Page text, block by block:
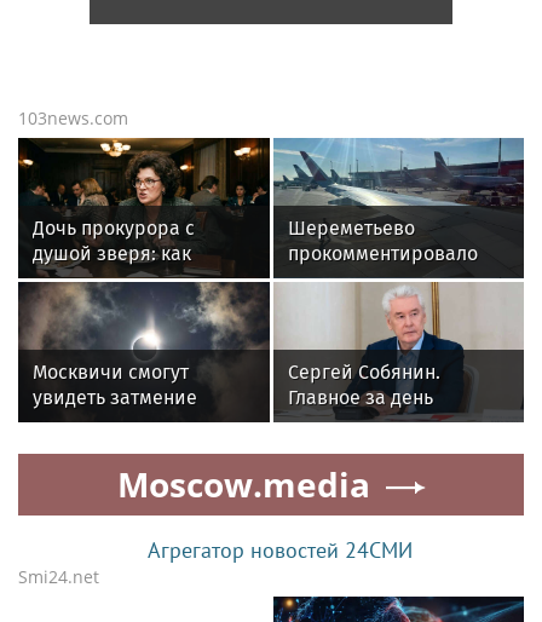
103news.com
Дочь прокурора с
душой зверя: как
«Мама» заливала
Москву кровью ради
денег
Шереметьево
прокомментировало
случай с выбежавшими
за самолетом
пассажирками
Москвичи смогут
увидеть затмение
Солнца 12 августа
Сергей Собянин.
Главное за день
Moscow.media
Агрегатор новостей 24СМИ
Smi24.net